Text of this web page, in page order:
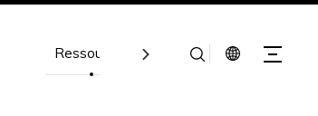
Ressourcen Kontakt